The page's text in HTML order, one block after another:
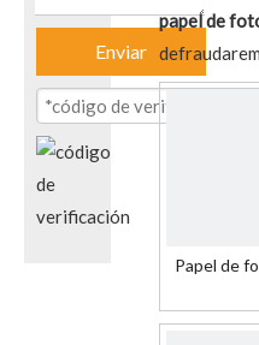
Enviar
papel de
Papel de